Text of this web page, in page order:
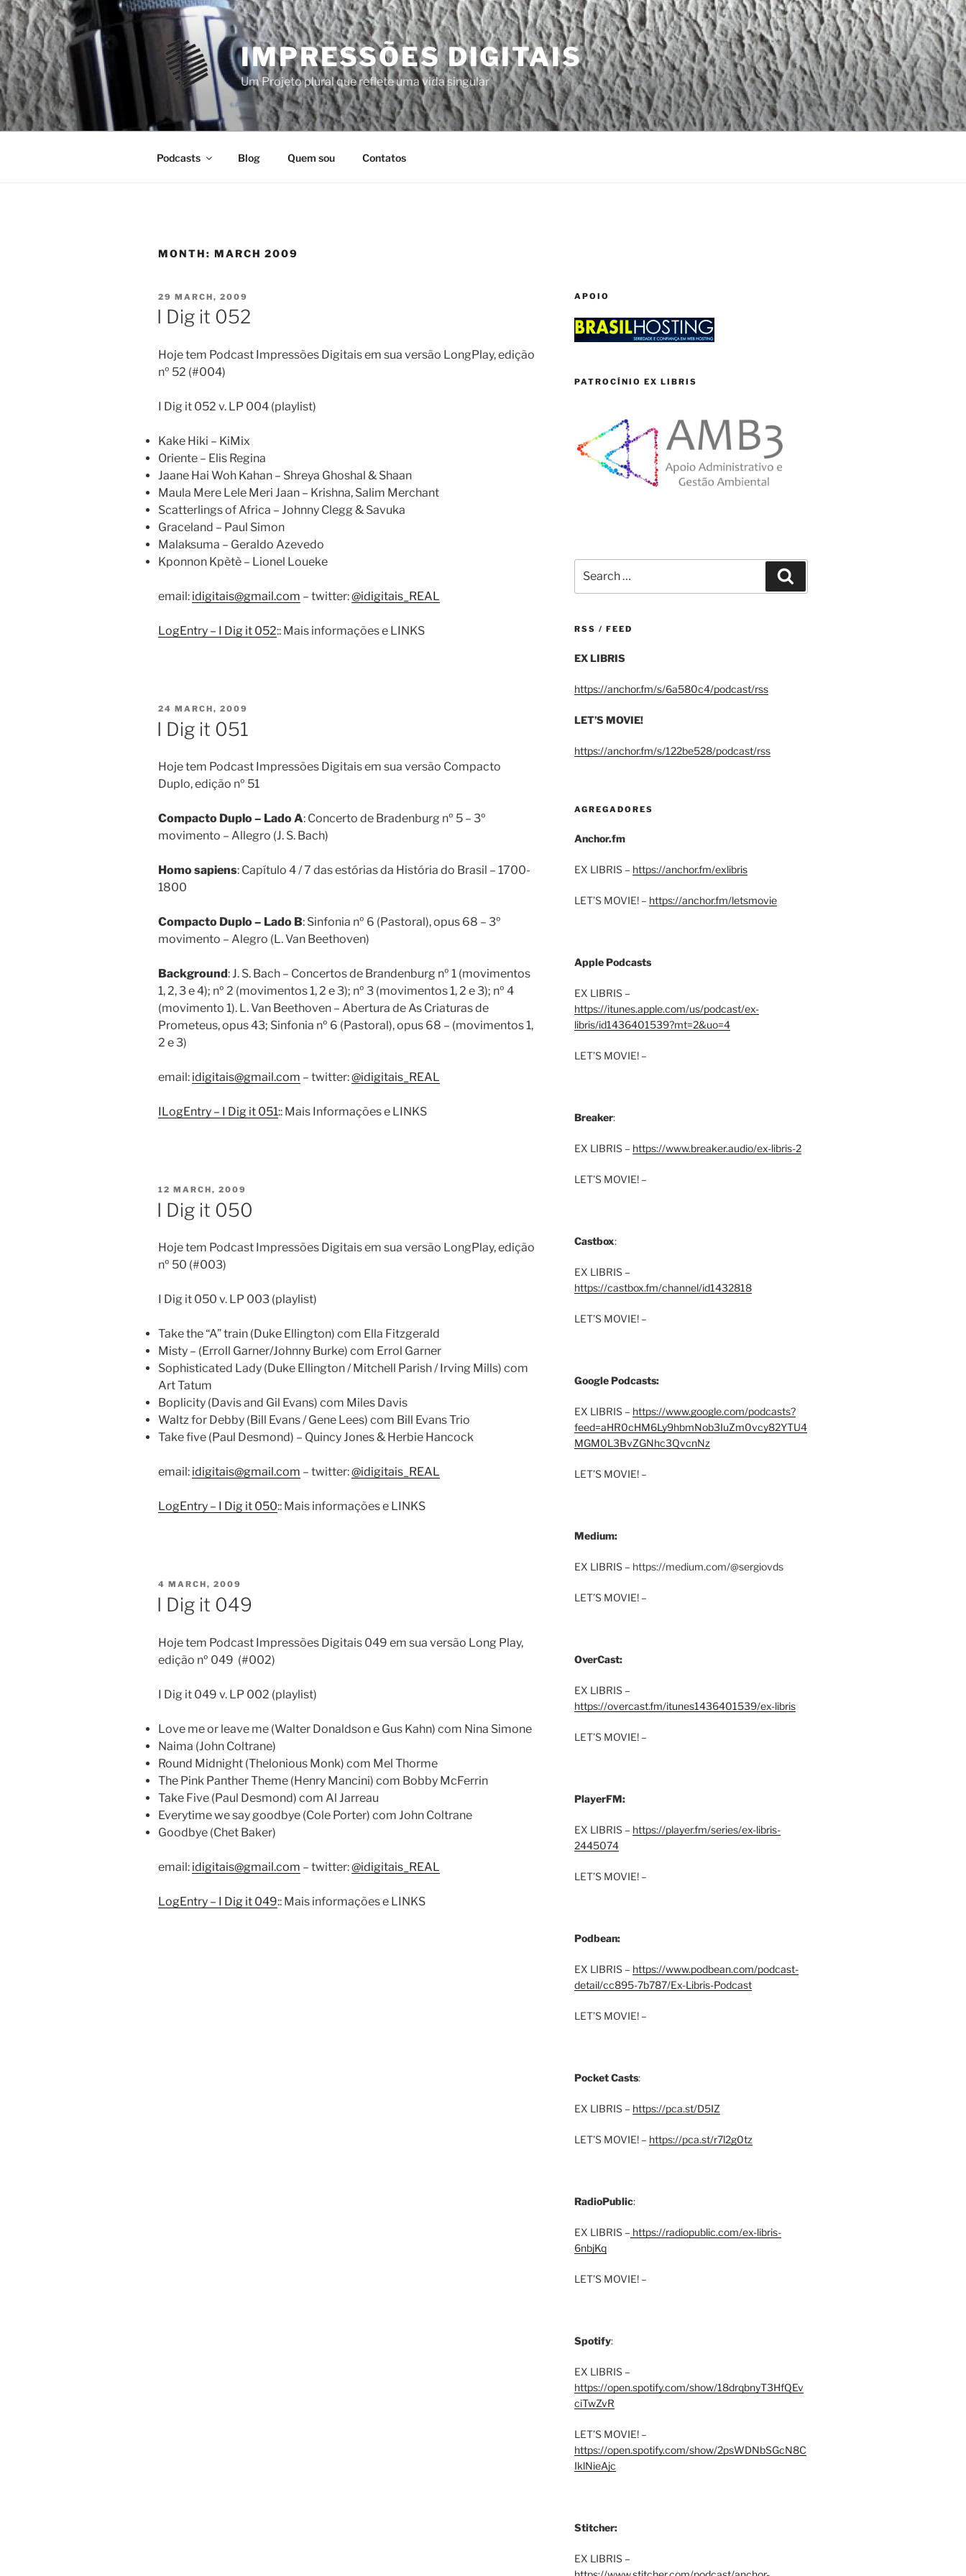
Skip
to
content
IMPRESSÕES DIGITAIS
Um Projeto plural que reflete uma vida singular
Podcasts Blog Quem sou Contatos
MONTH: MARCH 2009
POSTED
ON
29 MARCH, 2009
I Dig it 052
Hoje tem Podcast Impressões Digitais em sua versão LongPlay, edição
nº 52 (#004)
I Dig it 052 v. LP 004 (playlist)
Kake Hiki – KiMix
Oriente – Elis Regina
Jaane Hai Woh Kahan – Shreya Ghoshal & Shaan
Maula Mere Lele Meri Jaan – Krishna, Salim Merchant
Scatterlings of Africa – Johnny Clegg & Savuka
Graceland – Paul Simon
Malaksuma – Geraldo Azevedo
Kponnon Kpètè – Lionel Loueke
email: idigitais@gmail.com – twitter:@idigitais_REAL
LogEntry – I Dig it 052:: Mais informações e LINKS
POSTED
24 MARCH, 2009
I Dig it 051
Hoje tem Podcast Impressões Digitais em sua versão Compacto
Duplo, edição nº 51
Compacto Duplo – Lado A: Concerto de Bradenburg nº 5 – 3º
movimento – Allegro (J. S. Bach)
Homo sapiens: Capítulo 4 / 7 das estórias da História do Brasil – 1700-
1800
Compacto Duplo – Lado B: Sinfonia nº 6 (Pastoral), opus 68 – 3º
movimento – Alegro (L. Van Beethoven)
Background: J. S. Bach – Concertos de Brandenburg nº 1 (movimentos
1, 2, 3 e 4); nº 2 (movimentos 1, 2 e 3); nº 3 (movimentos 1, 2 e 3); nº 4
(movimento 1). L. Van Beethoven – Abertura de As Criaturas de
Prometeus, opus 43; Sinfonia nº 6 (Pastoral), opus 68 – (movimentos 1,
2 e 3)
email: idigitais@gmail.com – twitter:@idigitais_REAL
ILogEntry – I Dig it 051:: Mais Informações e LINKS
POSTED
ON
12 MARCH, 2009
I Dig it 050
Hoje tem Podcast Impressões Digitais em sua versão LongPlay, edição
nº 50 (#003)
I Dig it 050 v. LP 003 (playlist)
Take the “A” train (Duke Ellington) com Ella Fitzgerald
Misty – (Erroll Garner/Johnny Burke) com Errol Garner
Sophisticated Lady (Duke Ellington / Mitchell Parish / Irving Mills) com
Art Tatum
Boplicity (Davis and Gil Evans) com Miles Davis
Waltz for Debby (Bill Evans / Gene Lees) com Bill Evans Trio
Take five (Paul Desmond) – Quincy Jones & Herbie Hancock
email: idigitais@gmail.com – twitter:@idigitais_REAL
LogEntry – I Dig it 050:: Mais informações e LINKS
POSTED
ON
4 MARCH, 2009
I Dig it 049
Hoje tem Podcast Impressões Digitais 049 em sua versão Long Play,
edição nº 049 (#002)
I Dig it 049 v. LP 002 (playlist)
Love me or leave me (Walter Donaldson e Gus Kahn) com Nina Simone
Naima (John Coltrane)
Round Midnight (Thelonious Monk) com Mel Thorme
The Pink Panther Theme (Henry Mancini) com Bobby McFerrin
Take Five (Paul Desmond) com Al Jarreau
Everytime we say goodbye (Cole Porter) com John Coltrane
Goodbye (Chet Baker)
email: idigitais@gmail.com – twitter:@idigitais_REAL
LogEntry – I Dig it 049:: Mais informações e LINKS
APOIO
PATROCÍNIO EX LIBRIS
for:
RSS / FEED
EX LIBRIS
https://anchor.fm/s/6a580c4/podcast/rss
LET’S MOVIE!
https://anchor.fm/s/122be528/podcast/rss
AGREGADORES
Anchor.fm
EX LIBRIS – https://anchor.fm/exlibris
LET’S MOVIE! – https://anchor.fm/letsmovie
Apple Podcasts
EX LIBRIS –
https://itunes.apple.com/us/podcast/ex-
libris/id1436401539?mt=2&uo=4
LET’S MOVIE! –
Breaker:
EX LIBRIS – https://www.breaker.audio/ex-libris-2
LET’S MOVIE! –
Castbox:
EX LIBRIS –
https://castbox.fm/channel/id1432818
LET’S MOVIE! –
Google Podcasts:
EX LIBRIS – https://www.google.com/podcasts?
feed=aHR0cHM6Ly9hbmNob3IuZm0vcy82YTU4
MGM0L3BvZGNhc3QvcnNz
LET’S MOVIE! –
Medium:
EX LIBRIS – https://medium.com/@sergiovds
LET’S MOVIE! –
OverCast:
EX LIBRIS –
https://overcast.fm/itunes1436401539/ex-libris
LET’S MOVIE! –
PlayerFM:
EX LIBRIS – https://player.fm/series/ex-libris-
2445074
LET’S MOVIE! –
Podbean:
EX LIBRIS – https://www.podbean.com/podcast-
detail/cc895-7b787/Ex-Libris-Podcast
LET’S MOVIE! –
Pocket Casts:
EX LIBRIS – https://pca.st/D5IZ
LET’S MOVIE! – https://pca.st/r7l2g0tz
RadioPublic:
EX LIBRIS – https://radiopublic.com/ex-libris-
6nbjKq
LET’S MOVIE! –
Spotify:
EX LIBRIS –
https://open.spotify.com/show/18drqbnyT3HfQEv
ciTwZvR
LET’S MOVIE! –
https://open.spotify.com/show/2psWDNbSGcN8C
IklNieAjc
Stitcher:
EX LIBRIS –